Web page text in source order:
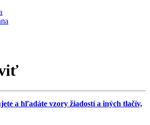
a hľadáte vzory žiadostí a iných tlačív,